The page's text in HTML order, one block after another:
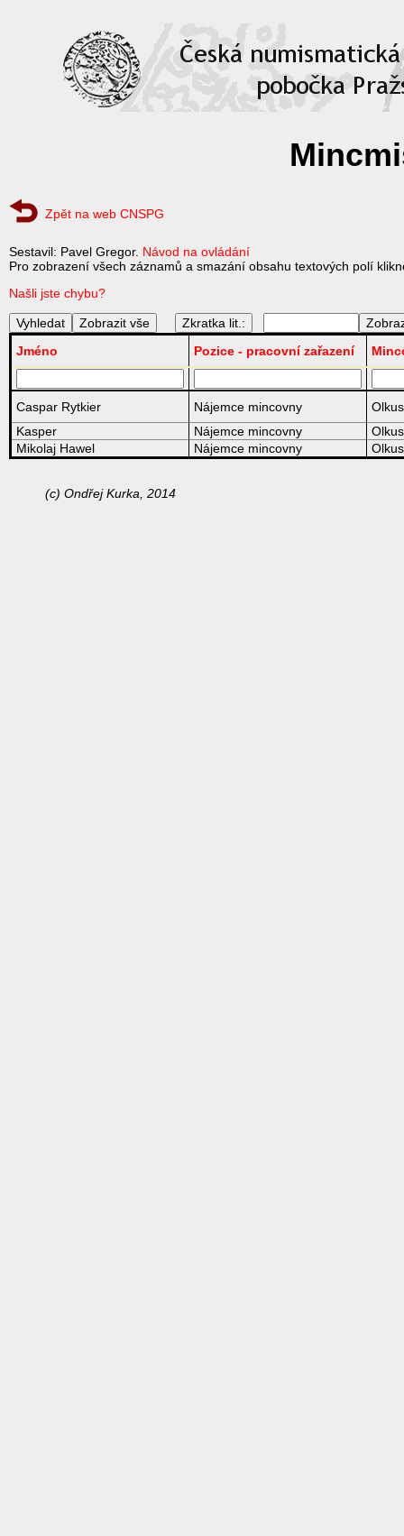
Zpět na web CNSPG
Sestavil: Pavel Gregor. Návod na ovládání
Pro zobrazení všech záznamů a smazání obsahu textových polí
Našli jste chybu?
Zkratka lit.:
Jméno
Pozice - pracovní zařazení
Caspar Rytkier Nájemce mincovny
Kasper
Nájemce mincovny
Mikolaj Hawel
Nájemce mincovny
(c) Ondřej Kurka, 2014